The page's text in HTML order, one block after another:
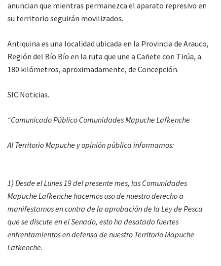
anuncian que mientras permanezca el aparato represivo en
su territorio seguirán movilizados.
Antiquina es una localidad ubicada en la Provincia de Arauco,
Región del Bío Bío en la ruta que une a Cañete con Tirúa, a
180 kilómetros, aproximadamente, de Concepción.
SIC Noticias.
“Comunicado Público Comunidades Mapuche Lafkenche
Al Territorio Mapuche y opinión pública informamos:
1) Desde el Lunes 19 del presente mes, las Comunidades
Mapuche Lafkenche hacemos uso de nuestro derecho a
manifestarnos en contra de la aprobación de la Ley de Pesca
que se discute en el Senado, esto ha desatado fuertes
enfrentamientos en defensa de nuestro Territorio Mapuche
Lafkenche.